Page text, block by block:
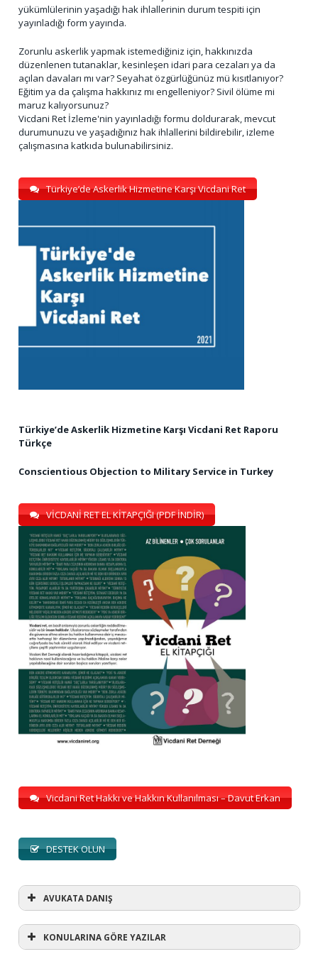
yükümlülerinin yaşadığı hak ihlallerinin durum tespiti için
yayınladığı form yayında.
Zorunlu askerlik yapmak istemediğiniz için, hakkınızda
düzenlenen tutanaklar, kesinleşen idari para cezaları ya da
açılan davaları mı var? Seyahat özgürlüğünüz mü kısıtlanıyor?
Eğitim ya da çalışma hakkınız mı engelleniyor? Sivil ölüme mi
maruz kalıyorsunuz?
Vicdani Ret İzleme'nin yayınladığı formu doldurarak, mevcut
durumunuzu ve yaşadığınız hak ihlallerini bildirebilir, izleme
çalışmasına katkıda bulunabilirsiniz.
Türkiye’de Askerlik Hizmetine Karşı Vicdani Ret
Türkiye’de Askerlik Hizmetine Karşı Vicdani Ret Raporu
Türkçe
Conscientious Objection to Military Service in Turkey
VİCDANİ RET EL KİTAPÇIĞI (PDF İNDİR)
Vicdani Ret Hakkı ve Hakkın Kullanılması – Davut Erkan
DESTEK OLUN
AVUKATA DANIŞ
KONULARINA GÖRE YAZILAR